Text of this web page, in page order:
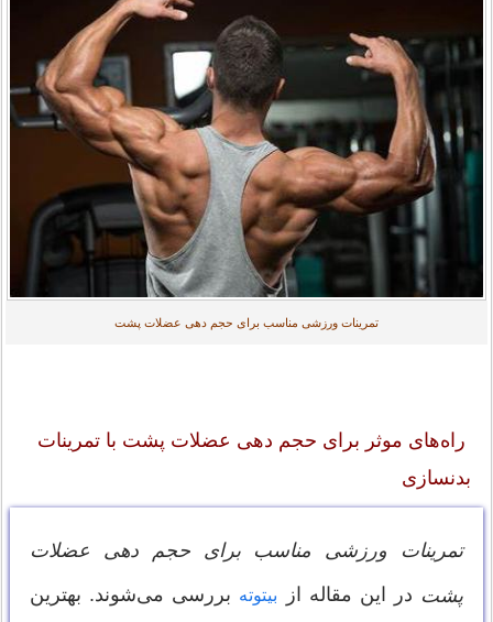
تمرینات ورزشی مناسب برای حجم دهی عضلات پشت
راه‌های موثر برای حجم دهی عضلات پشت با تمرینات
بدنسازی
تمرینات ورزشی مناسب برای حجم دهی عضلات
پشت در این مقاله از بیتوته بررسی می‌شوند. بهترین